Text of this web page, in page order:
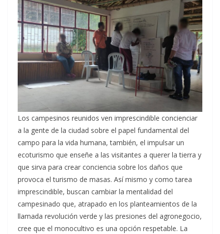
Los campesinos reunidos ven imprescindible concienciar
a la gente de la ciudad sobre el papel fundamental del
campo para la vida humana, también, el impulsar un
ecoturismo que enseñe a las visitantes a querer la tierra y
que sirva para crear conciencia sobre los daños que
provoca el turismo de masas. Así mismo y como tarea
imprescindible, buscan cambiar la mentalidad del
campesinado que, atrapado en los planteamientos de la
llamada revolución verde y las presiones del agronegocio,
cree que el monocultivo es una opción respetable. La